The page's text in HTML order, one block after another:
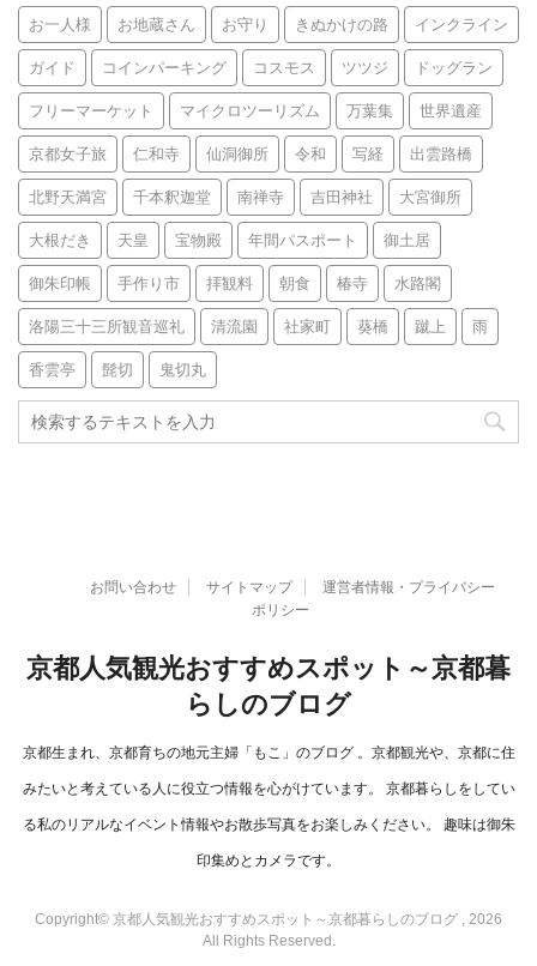
お一人様 お地蔵さん お守り きぬかけの路 インクライン
ガイド コインパーキング コスモス ツツジ ドッグラン
フリーマーケット マイクロツーリズム 万葉集 世界遺産
京都女子旅 仁和寺 仙洞御所 令和 写経 出雲路橋
北野天満宮 千本釈迦堂 南禅寺 吉田神社 大宮御所
大根だき 天皇 宝物殿 年間パスポート 御土居
御朱印帳 手作り市 拝観料 朝食 椿寺 水路閣
洛陽三十三所観音巡礼 清流園 社家町 葵橋 蹴上 雨
香雲亭 髭切 鬼切丸
お問い合わせ サイトマップ
運営者情報・プライバシー
ポリシー
京都人気観光おすすめスポット～京都暮
らしのブログ
京都生まれ、京都育ちの地元主婦「もこ」のブログ 。京都観光や、京都に住
みたいと考えている人に役立つ情報を心がけています。 京都暮らしをしてい
る私のリアルなイベント情報やお散歩写真をお楽しみください。 趣味は御朱
印集めとカメラです。
Copyright© 京都人気観光おすすめスポット～京都暮らしのブログ , 2026
All Rights Reserved.